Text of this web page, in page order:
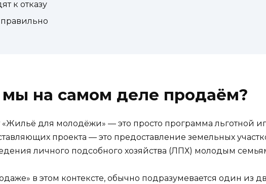
к отказу
на самом деле продаём?
для молодёжи» — это просто программа льготной
проекта — это предоставление земельных
личного подсобного хозяйства (ЛПХ) молодым
в этом контексте, обычно подразумевается один из